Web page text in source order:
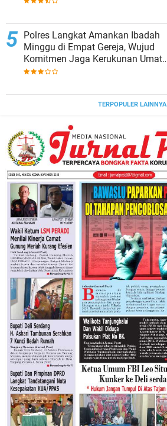
Polres Langkat Amankan Ibadah
Minggu di Empat Gereja, Wujud
Komitmen Jaga Kerukunan Umat
Beragama.
TERPOPULER LAINNYA